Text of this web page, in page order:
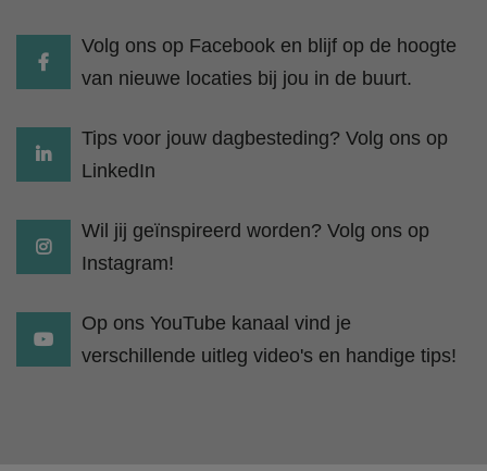
Volg ons op Facebook en blijf op de hoogte
van nieuwe locaties bij jou in de buurt.
Tips voor jouw dagbesteding? Volg ons op
LinkedIn
Wil jij geïnspireerd worden? Volg ons op
Instagram!
Op ons YouTube kanaal vind je
verschillende uitleg video's en handige tips!